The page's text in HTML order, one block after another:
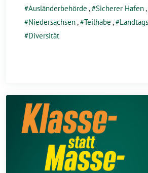
Ausländerbehörde , Sicherer Hafen,
Niedersachsen, Teilhabe ,
Diversität